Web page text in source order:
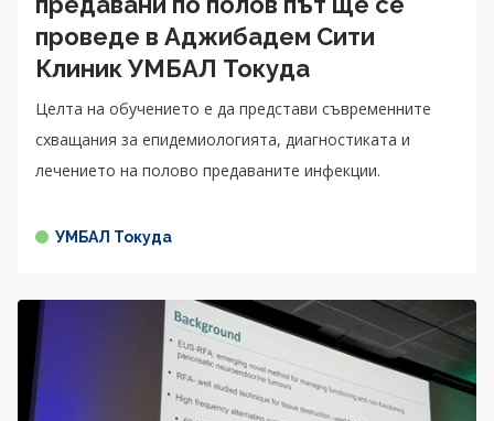
проведе в Аджибадем Сити
Клиник УМБАЛ Токуда
Целта на обучението е да представи съвременните
схващания за епидемиологията, диагностиката и
лечението на полово предаваните инфекции.
УМБАЛ Токуда